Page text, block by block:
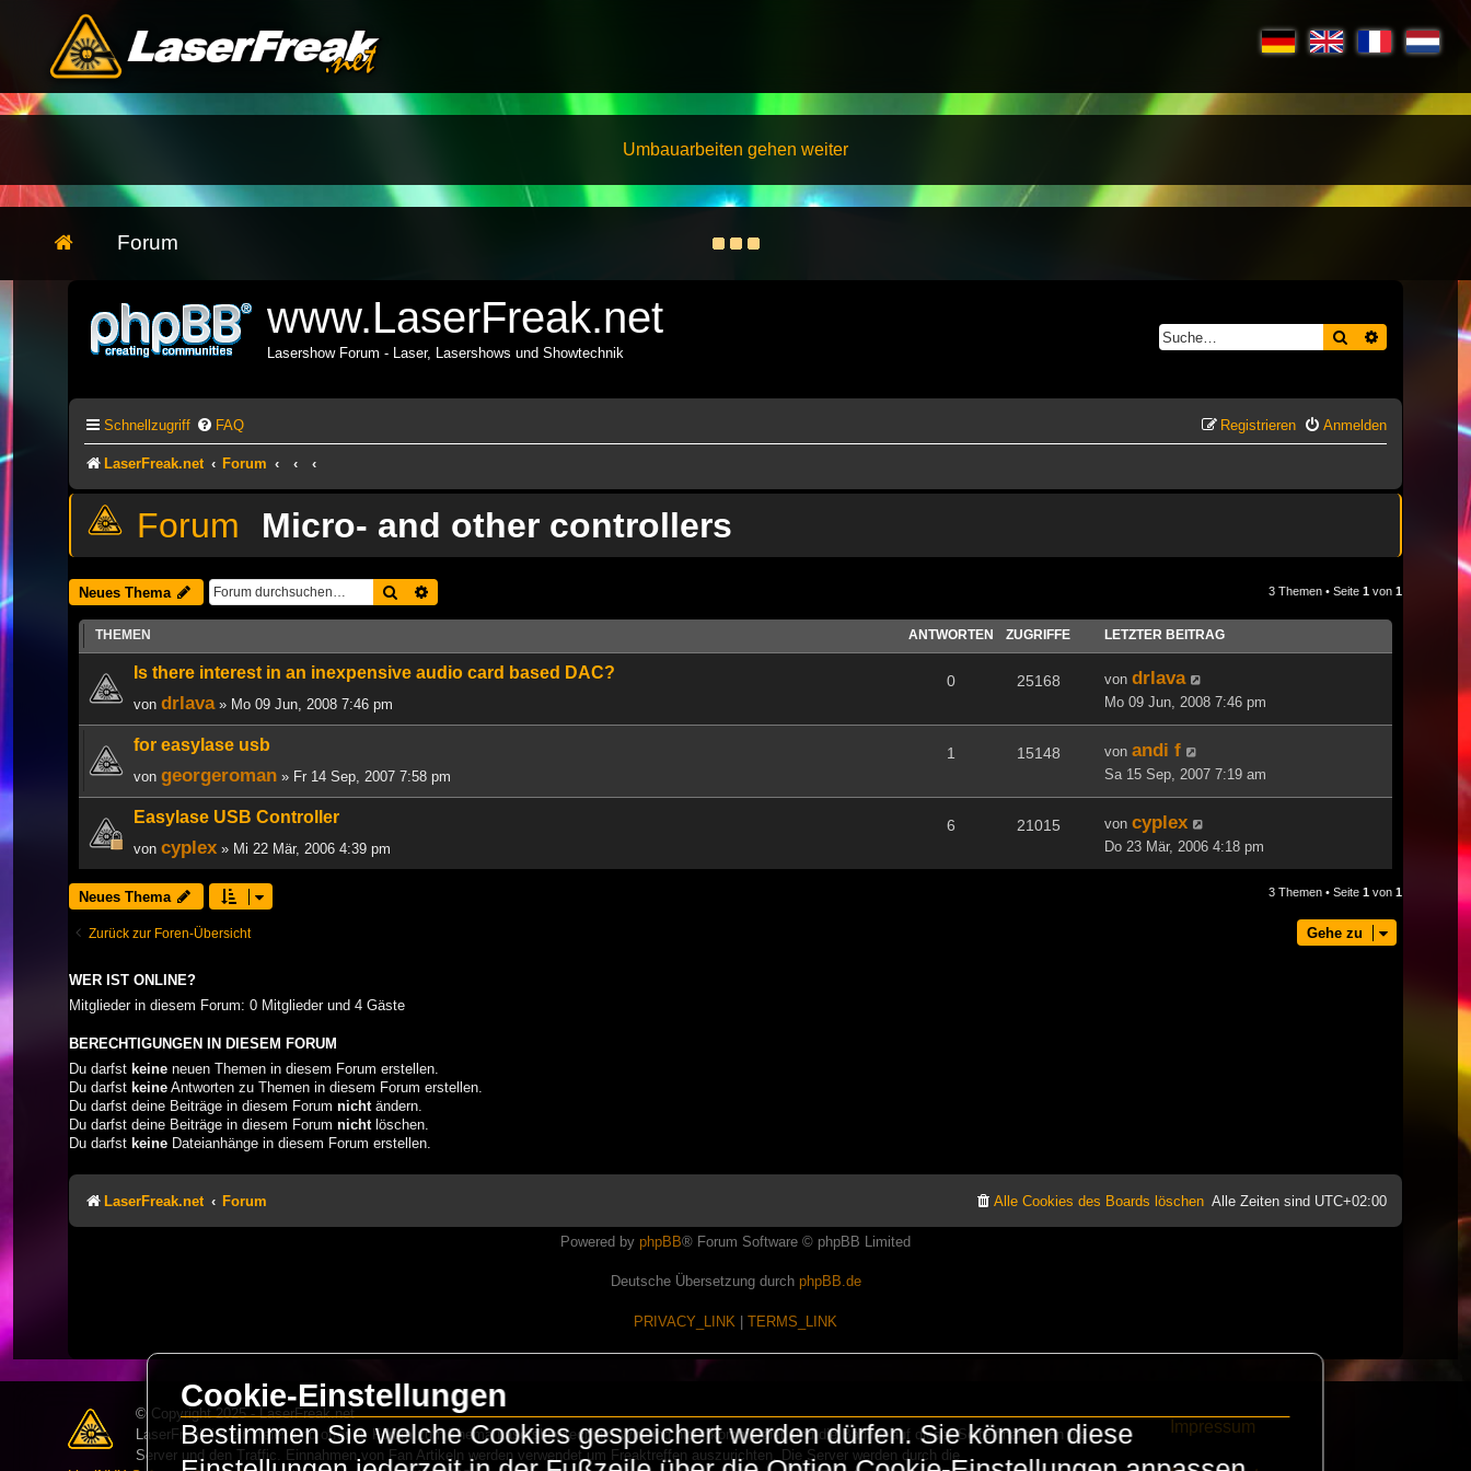
Umbauarbeiten gehen weiter
Forum
www.LaserFreak.net
Lasershow Forum - Laser, Lasershows und Showtechnik
Suche Erweiterte
Schnellzugriff FAQ Anmelden
Registrieren
LaserFreak.net Forum
Micro- and other controllers
Neues Thema Suche 3 Themen • Seite 1 von 1
THEMEN ANTWORTEN ZUGRIFFE LETZTER BEITRAG
Is there interest in an inexpensive audio card based DAC?
von drlava» Mo 09 Jun, 2008 7:46 pm
0 25168 von drlava
Mo 09 Jun, 2008 7:46 pm
for easylase usb
von georgeroman » Fr 14 Sep, 2007 7:58 pm
1 15148 von andi f
Sa 15 Sep, 2007 7:19 am
Easylase USB Controller
von cyplex » Mi 22 Mär, 2006 4:39 pm
6 21015 von cyplex
Do 23 Mär, 2006 4:18 pm
Neues Thema 3 Themen • Seite 1 von 1
Zurück zur Foren-Übersicht Gehe zu
WER IST ONLINE?
Mitglieder in diesem Forum: 0 Mitglieder und 4 Gäste
BERECHTIGUNGEN IN DIESEM FORUM
Du darfst keine neuen Themen in diesem Forum erstellen.
Du darfst keine Antworten zu Themen in diesem Forum erstellen.
Du darfst deine Beiträge in diesem Forum nicht ändern.
Du darfst deine Beiträge in diesem Forum nicht löschen.
Du darfst keine Dateianhänge in diesem Forum erstellen.
LaserFreak.net Forum Alle Zeiten sind UTC+02:00
Alle Cookies des Boards löschen
Powered by phpBB® Forum Software © phpBB Limited
Deutsche Übersetzung durch phpBB.de
PRIVACY_LINK TERMS_LINK
© Copyright 2025 - LaserFreak.net
LaserFreak ist ein freies und offenes Forum zum Thema Lasershowtechnik. Wir sind nicht kommerziell und die Banner auf dieser Seite finanzieren die
Server und den Traffic. Einnahmen von Fan Artikeln werden verwendet um Freaktreffen auszurichten. Die Server werden durch die
Impressum
Cookie-Einstellungen
Bestimmen Sie welche Cookies gespeichert werden dürfen. Sie können diese